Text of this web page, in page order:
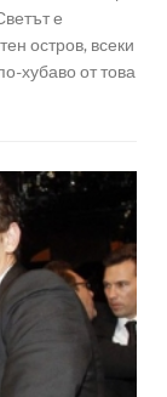
е
остров, всеки
хубаво от това